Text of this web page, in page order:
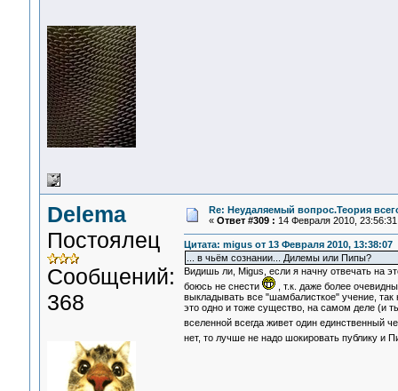
Delema
Постоялец
Сообщений:
368
Re: Неудаляемый вопрос.Теория
« Ответ #309 : 14 Февраля 2010,
Цитата: migus от 13 Февраля 2010, 13:38:07
... в чьём сознании... Дилемы или Пипы?
Видишь ли, Migus, если я начну отвечать на
боюсь не снести
, т.к. даже более
выкладывать все "шамбалисткое" учение,
это одно и тоже существо, на самом деле (и
вселенной всегда живет один единственный
нет, то лучше не надо шокировать публику и